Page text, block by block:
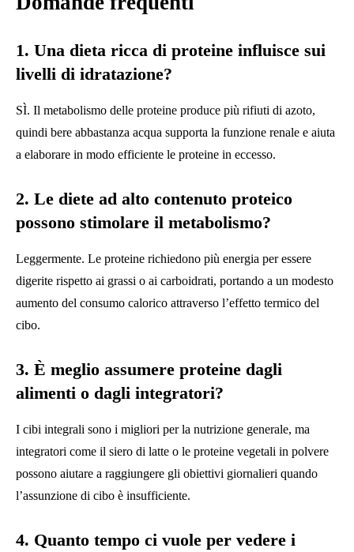
1. Una dieta ricca di proteine ​​influisce sui
livelli di idratazione?
SÌ. Il metabolismo delle proteine ​​produce più rifiuti di azoto,
quindi bere abbastanza acqua supporta la funzione renale e aiuta
a elaborare in modo efficiente le proteine ​​in eccesso.
2. Le diete ad alto contenuto proteico
possono stimolare il metabolismo?
Leggermente. Le proteine ​​richiedono più energia per essere
digerite rispetto ai grassi o ai carboidrati, portando a un modesto
aumento del consumo calorico attraverso l’effetto termico del
cibo.
3. È meglio assumere proteine ​​dagli
alimenti o dagli integratori?
I cibi integrali sono i migliori per la nutrizione generale, ma
integratori come il siero di latte o le proteine ​​vegetali in polvere
possono aiutare a raggiungere gli obiettivi giornalieri quando
l’assunzione di cibo è insufficiente.
4. Quanto tempo ci vuole per vedere i